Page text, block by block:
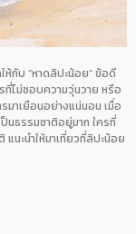
ห้กับ “หาดลิปะน้อย” ข้อดี
ไม่ชอบความวุ่นวาย หรือ
มาเยือนอย่างแน่นอน เมื่อ
นธรรมชาติอยู่มาก ใครที่
นะนำให้มาเที่ยวที่ลิปะน้อย